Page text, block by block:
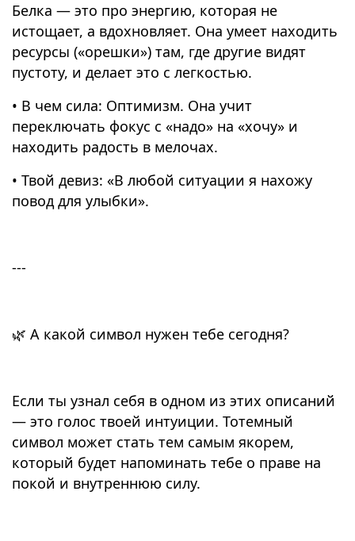
Белка — это про энергию, которая не
истощает, а вдохновляет. Она умеет находить
ресурсы («орешки») там, где другие видят
пустоту, и делает это с легкостью.
• В чем сила: Оптимизм. Она учит
переключать фокус с «надо» на «хочу» и
находить радость в мелочах.
• Твой девиз: «В любой ситуации я нахожу
повод для улыбки».
---
🌿 А какой символ нужен тебе сегодня?
Если ты узнал себя в одном из этих описаний
— это голос твоей интуиции. Тотемный
символ может стать тем самым якорем,
который будет напоминать тебе о праве на
покой и внутреннюю силу.